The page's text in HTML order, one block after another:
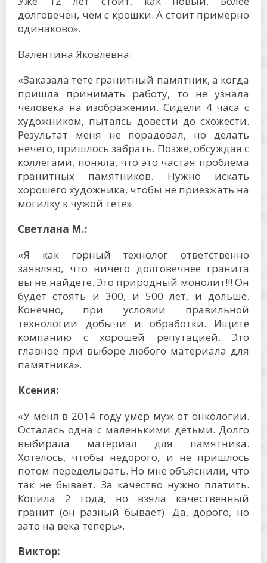
долговечен, чем с крошки. А стоит примерно
одинаково».
Валентина Яковлевна:
«Заказала тете гранитный памятник, а когда
пришла принимать работу, то не узнала
человека на изображении. Сидели 4 часа с
художником, пытаясь довести до схожести.
Результат меня не порадовал, но делать
нечего, пришлось забрать. Позже, обсуждая с
коллегами, поняла, что это частая проблема
гранитных памятников. Нужно искать
хорошего художника, чтобы не приезжать на
могилку к чужой тете».
Светлана М.:
«Я как горный технолог ответственно
заявляю, что ничего долговечнее гранита
вы не найдете. Это природный монолит!!! Он
будет стоять и 300, и 500 лет, и дольше.
Конечно, при условии правильной
технологии добычи и обработки. Ищите
компанию с хорошей репутацией. Это
главное при выборе любого материала для
памятника».
Ксения:
«У меня в 2014 году умер муж от онкологии.
Осталась одна с маленькими детьми. Долго
выбирала материал для памятника.
Хотелось, чтобы недорого, и не пришлось
потом переделывать. Но мне объяснили, что
так не бывает. За качество нужно платить.
Копила 2 года, но взяла качественный
гранит (он разный бывает). Да, дорого, но
зато на века теперь».
Виктор: